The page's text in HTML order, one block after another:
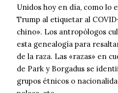
Unidos hoy en día, como lo
Trump al etiquetar al
chino». Los antropólogos
esta genealogía para
de la raza. Las «razas» en
de Park y Borgadus se
grupos étnicos o